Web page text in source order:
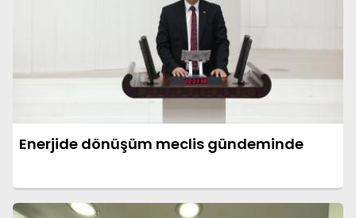
Enerjide dönüşüm meclis gündeminde